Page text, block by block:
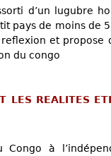
d’un lugubre
pays de moins de
et propose
du congo
LES REALITES
Congo à